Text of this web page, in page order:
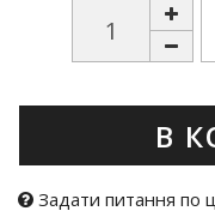
В
Задати питання по